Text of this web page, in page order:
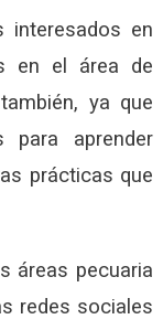
interesados en
en el área de
ya que
para aprender
prácticas que
áreas pecuaria
redes sociales